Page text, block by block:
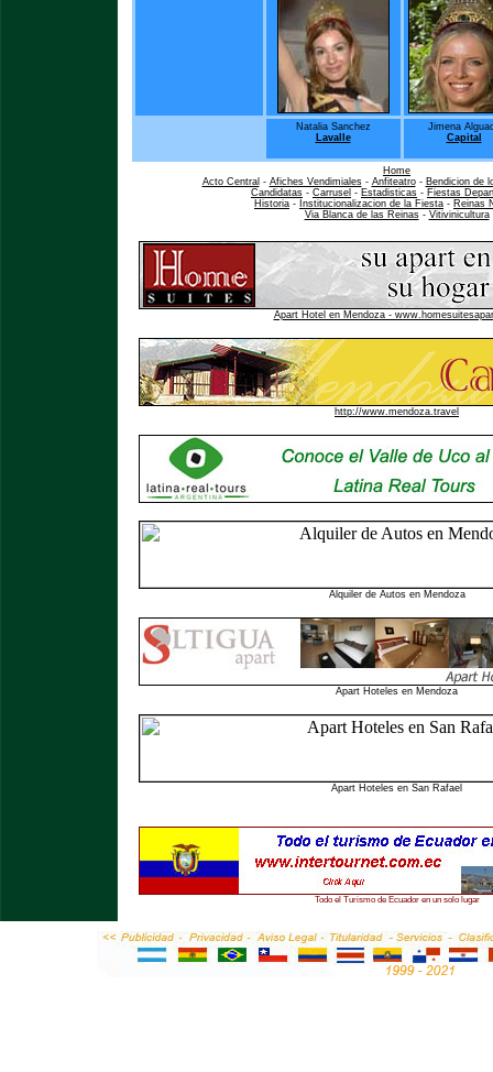
Natalia Sanchez
Lavalle
Jimena
Capital
Home
Acto Central - Afiches Vendimiales- Anfiteatro- Bendicion de
Candidatas - Carrusel - Estadisticas - Fiestas
Historia - Institucionalizacion de la Fiesta - Reinas
Via Blanca de las Reinas- Vitivinicultura
Apart Hotel en Mendoza -
http://www.mendoza.travel
Alquiler de Autos en Mendoza
Apart Hoteles en Mendoza
Apart Hoteles en San Rafael
Todo el Turismo de Ecuador en un solo lugar